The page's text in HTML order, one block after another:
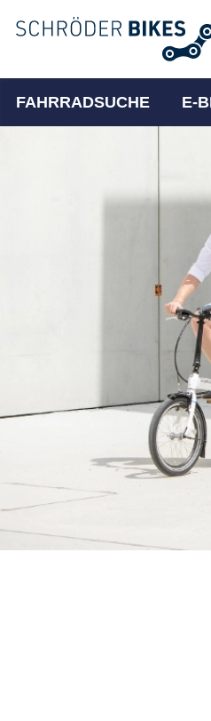
FAHRRADSUCHE E-